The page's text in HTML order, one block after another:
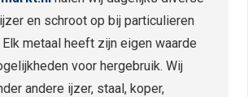
en schroot op bij particulieren
metaal heeft zijn eigen waarde
voor hergebruik. Wij
andere ijzer, staal, koper,